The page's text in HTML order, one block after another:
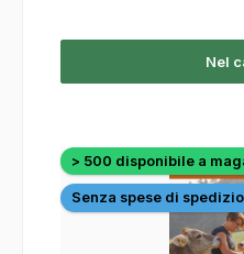
Nel
> 500 disponibile a
Senza spese di